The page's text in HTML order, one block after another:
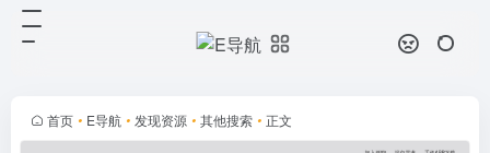
首页 • E导航 • 发现资源 • 其他搜索 • 正文
剧、综艺高清正版免费看！为您提供
百万级影视资源的免费分享，专注于
打造顶尖的影视搜索引擎，让您畅享